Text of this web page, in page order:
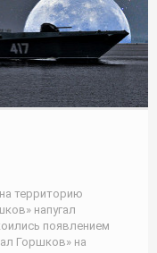
территорию
напугал
появлением
Горшков» на